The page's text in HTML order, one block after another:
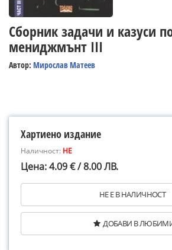
Сборник задачи и казуси
мениджмънт ІІІ
Автор: Мирослав Матеев
Хартиено издание
Наличност: НЕ
Цена: 4.09 € / 8.00 ЛВ.
НЕ Е В НАЛИЧНОСТ
ДОБАВИ В